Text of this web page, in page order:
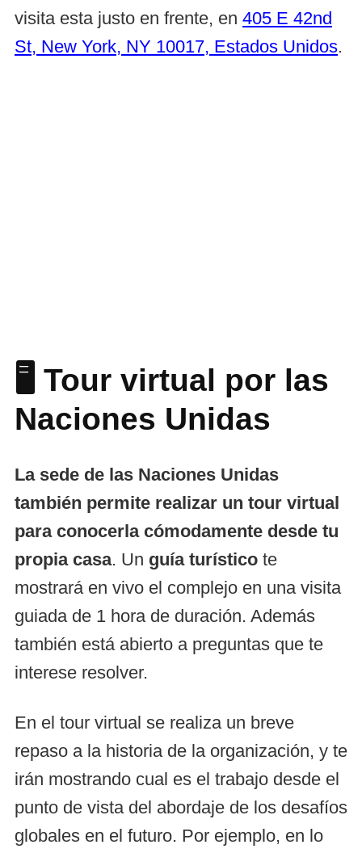
visita esta justo en frente, en 405 E 42nd
St, New York, NY 10017, Estados Unidos.
🖥️ Tour virtual por las
Naciones Unidas
La sede de las Naciones Unidas
también permite realizar un tour virtual
para conocerla cómodamente desde tu
propia casa. Un guía turístico te
mostrará en vivo el complejo en una visita
guiada de 1 hora de duración. Además
también está abierto a preguntas que te
interese resolver.
En el tour virtual se realiza un breve
repaso a la historia de la organización, y te
irán mostrando cual es el trabajo desde el
punto de vista del abordaje de los desafíos
globales en el futuro. Por ejemplo, en lo